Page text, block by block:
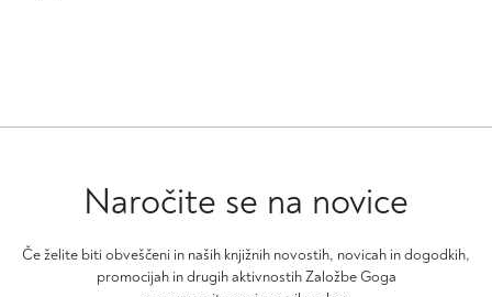
Naročite se na novice
Če želite biti obveščeni in naših knjižnih novostih, novicah in dogodkih,
promocijah in drugih aktivnostih Založbe Goga